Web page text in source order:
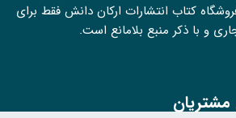
کتاب انتشارات ارکان دانش فقط برای
و با ذکر منبع بلامانع است.
مشتریان